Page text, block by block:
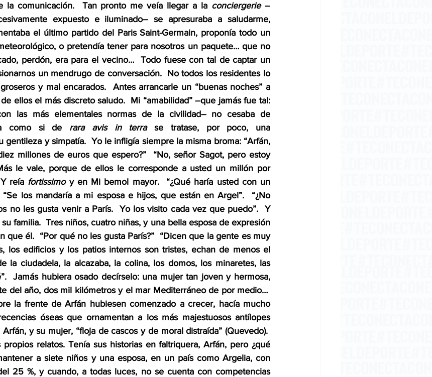
la comunicación.  Tan pronto me veía llegar a la conciergerie –
expuesto e iluminado– se apresuraba a saludarme,
el último partido del Paris Saint-Germain, proponía todo un
o pretendía tener para nosotros un paquete… que no
perdón, era para el vecino…  Todo fuese con tal de captar un
un mendrugo de conversación.  No todos los residentes lo
y mal encarados.  Antes arrancarle un “buenas noches” a
ellos el más discreto saludo.  Mi “amabilidad” –que jamás fue tal:
las más elementales normas de la civilidad– no cesaba de
como si de rara avis in terra se tratase, por poco, una
gentileza y simpatía.  Yo le infligía siempre la misma broma: “Arfán,
millones de euros que espero?”  “No, señor Sagot, pero estoy
le vale, porque de ellos le corresponde a usted un millón por
reía fortissimo y en Mi bemol mayor.  “¿Qué haría usted con un
los mandaría a mi esposa e hijos, que están en Argel”.  “¿No
no les gusta venir a París.  Yo los visito cada vez que puedo”.  Y
familia.  Tres niños, cuatro niñas, y una bella esposa de expresión
que él.  “Por qué no les gusta París?”  “Dicen que la gente es muy
los edificios y los patios internos son tristes, echan de menos el
la ciudadela, la alcazaba, la colina, los domos, los minaretes, las
Jamás hubiera osado decírselo: una mujer tan joven y hermosa,
del año, dos mil kilómetros y el mar Mediterráneo de por medio…
la frente de Arfán hubiesen comenzado a crecer, hacía mucho
óseas que ornamentan a los más majestuosos antílopes
Arfán, y su mujer, “floja de cascos y de moral distraída” (Quevedo).
propios relatos. Tenía sus historias en faltriquera, Arfán, pero ¿qué
a siete niños y una esposa, en un país como Argelia, con
25 %, y cuando, a todas luces, no se cuenta con competencias